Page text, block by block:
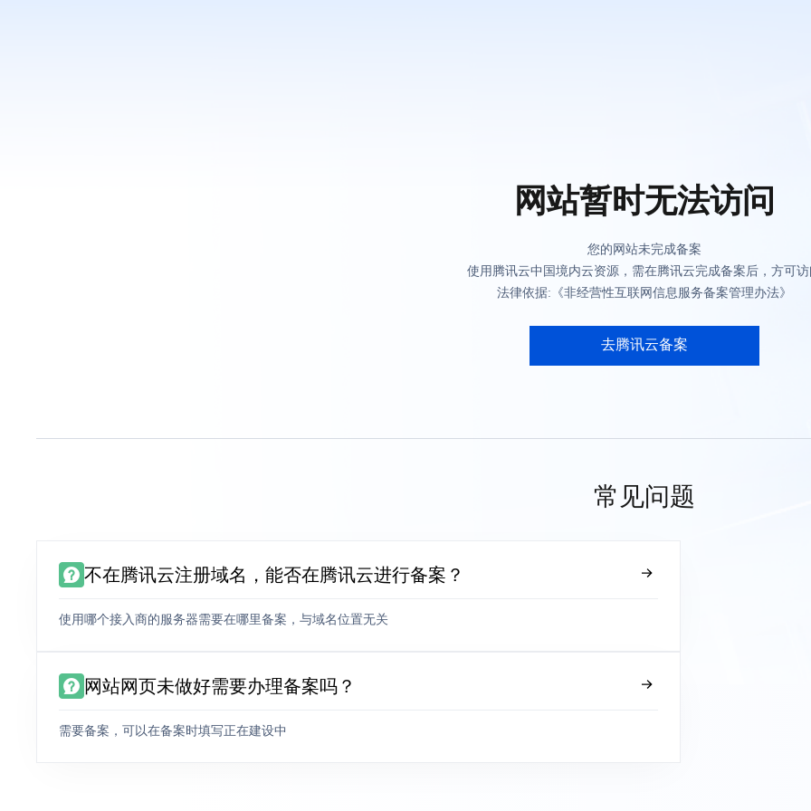
网站暂时无法访问
您的网站未完成备案
使用腾讯云中国境内云资源，需在腾讯云完成备案后，方可
法律依据:《非经营性互联网信息服务备案管理办法》
去腾讯云备案
常见问题
不在腾讯云注册域名，能否在腾讯云进行备案？
使用哪个接入商的服务器需要在哪里备案，与域名位置无关
网站网页未做好需要办理备案吗？
需要备案，可以在备案时填写正在建设中